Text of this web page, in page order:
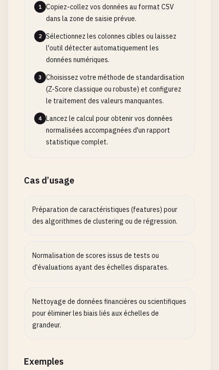
1
Copiez-collez vos données au format CSV
dans la zone de saisie prévue.
2
Sélectionnez les colonnes cibles ou laissez
l'outil détecter automatiquement les
données numériques.
3
Choisissez votre méthode de standardisation
(Z-Score classique ou robuste) et configurez
le traitement des valeurs manquantes.
4
Lancez le calcul pour obtenir vos données
normalisées accompagnées d'un rapport
statistique complet.
Cas d’usage
Préparation de caractéristiques (features) pour
des algorithmes de clustering ou de régression.
Normalisation de scores issus de tests ou
d'évaluations ayant des échelles disparates.
Nettoyage de données financières ou scientifiques
pour éliminer les biais liés aux échelles de
grandeur.
Exemples